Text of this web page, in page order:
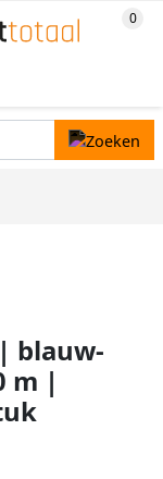
blauw-
m |